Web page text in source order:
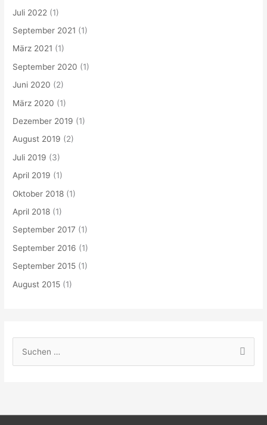
Juli 2022 (1)
September 2021 (1)
März 2021 (1)
September 2020 (1)
Juni 2020 (2)
März 2020 (1)
Dezember 2019 (1)
August 2019 (2)
Juli 2019 (3)
April 2019 (1)
Oktober 2018 (1)
April 2018 (1)
September 2017 (1)
September 2016 (1)
September 2015 (1)
August 2015 (1)
e